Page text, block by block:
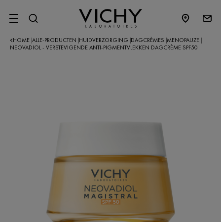
SITE MENU
HOME ALLE-PRODUCTEN HUIDVERZORGING DAGCRÈMES MENOPAUZE
NEOVADIOL - VERSTEVIGENDE ANTI-PIGMENTVLEKKEN DAGCRÈME SPF50